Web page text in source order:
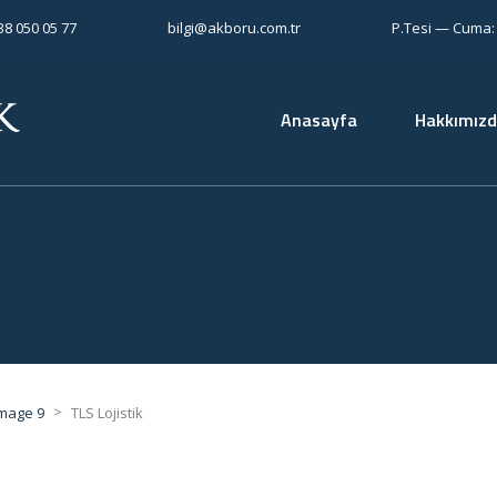
050 05 77 bilgi@akboru.com.tr P.Tesi — Cuma:
Anasayfa
9 > TLS Lojistik